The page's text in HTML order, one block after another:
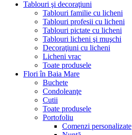
Tablouri şi decoraţiuni
Tablouri familie cu licheni
Tablouri profesii cu licheni
Tablouri pictate cu licheni
Tablouri licheni şi muşchi
Decoraţiuni cu licheni
Licheni vrac
Toate produsele
Flori în Baia Mare
Buchete
Condoleanţe
Cutii
Toate produsele
Portofoliu
Comenzi personalizate